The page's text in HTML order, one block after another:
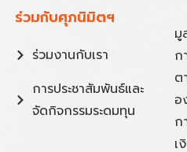
ร่วมกับศุภนิมิตฯ
ร่วมงานกับเรา
การประชาสัมพันธ์และ
จัดกิจกรรมระดมทุน
มู
ก
ต
อ
ก
เ